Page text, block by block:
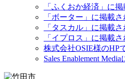
「ふくおか経済」に掲
「ボーター」に掲載さ
「タスカル」に掲載さ
「イプロス」に掲載さ
株式会社OSIE様のHP
Sales Enablement